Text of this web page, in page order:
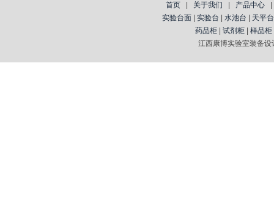
首页 关于我们 产品中心
实验台面
实验台 水池台
天平台
药品柜
试剂柜 样品柜
江西康博实验室装备